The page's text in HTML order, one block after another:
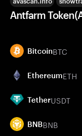
Antfarm
BitcoinBTC
EthereumETH
TetherUSDT
BNBBNB